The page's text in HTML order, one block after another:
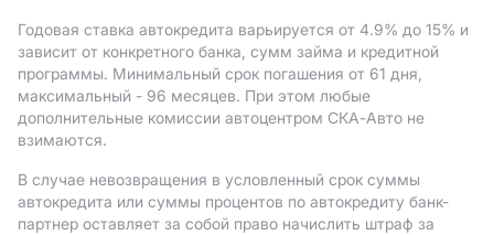
Годовая ставка автокредита варьируется от 4.9% до 15% и
зависит от конкретного банка, сумм займа и кредитной
программы. Минимальный срок погашения от 61 дня,
максимальный - 96 месяцев. При этом любые
дополнительные комиссии автоцентром СКА-Авто не
взимаются.
В случае невозвращения в условленный срок суммы
автокредита или суммы процентов по автокредиту банк-
партнер оставляет за собой право начислить штраф за